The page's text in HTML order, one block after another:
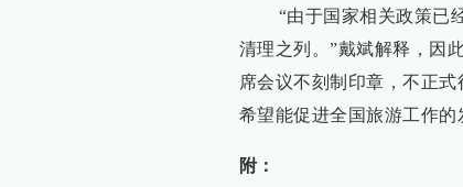
“由于国家相关政策已经
清理之列。”戴斌解释，因
席会议不刻制印章，不正式
希望能促进全国旅游工作的
附：